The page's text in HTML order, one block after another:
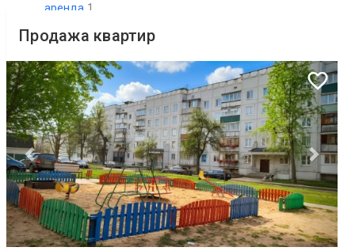
аренда 1
Продажа квартир